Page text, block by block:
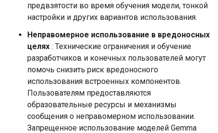
предвзятости во время обучения модели, тонкой
настройки и других вариантов использования.
Неправомерное использование в вредоносных
целях : Технические ограничения и обучение
разработчиков и конечных пользователей могут
помочь снизить риск вредоносного
использования встроенных компонентов.
Пользователям предоставляются
образовательные ресурсы и механизмы
сообщения о неправомерном использовании.
Запрещенное использование моделей Gemma